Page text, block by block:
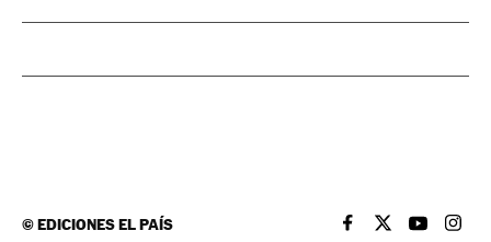
©EDICIONES EL PAÍS EL PAÍS BRASIL EN
EL PAÍSEL PAÍS
EL